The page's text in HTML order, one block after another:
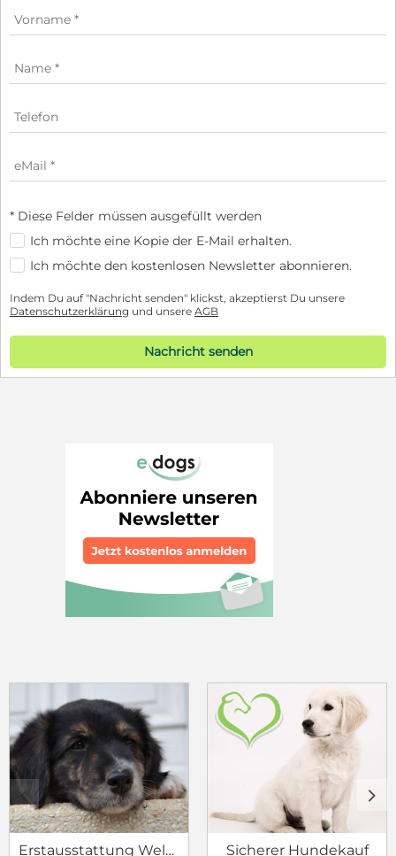
* Diese Felder müssen ausgefüllt werden
Ich möchte eine Kopie der E-Mail erhalten.
Ich möchte den kostenlosen Newsletter abonnieren.
Indem Du auf "Nachricht senden" klickst, akzeptierst Du unsere
Datenschutzerklärung und unsere AGB
Nachricht senden
Erstausstattung Welpe Sicherer Hundekauf
c d